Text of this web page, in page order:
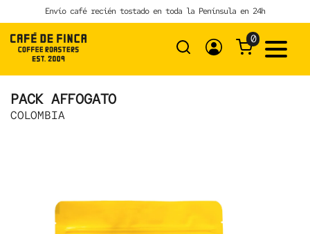
to
content
Envío café recién tostado en toda la Península en 24h
0
PACK AFFOGATO
COLOMBIA